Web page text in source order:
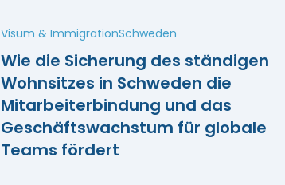
Visum & ImmigrationSchweden
Wie die Sicherung des ständigen
Wohnsitzes in Schweden die
Mitarbeiterbindung und das
Geschäftswachstum für globale
Teams fördert